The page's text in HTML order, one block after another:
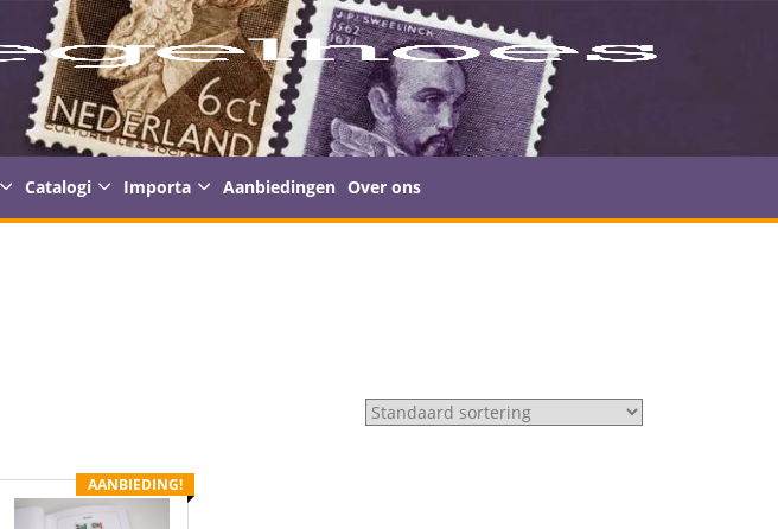
Catalogi Importa Aanbiedingen Over ons
AANBIEDING!